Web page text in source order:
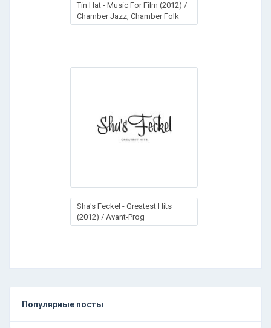
Tin Hat - Music For Film (2012) /
Chamber Jazz, Chamber Folk
Sha's Feckel - Greatest Hits
(2012) / Avant-Prog
Популярные посты